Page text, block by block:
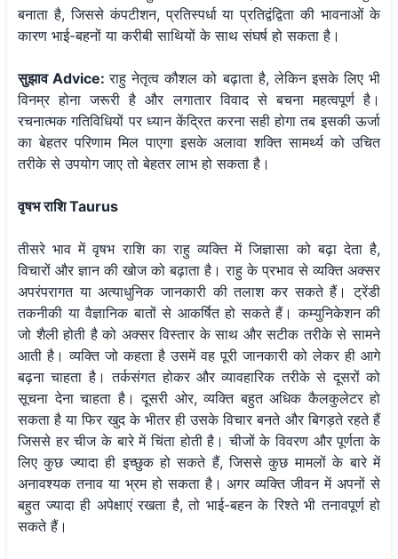
बनाता है, जिससे कंपटीशन, प्रतिस्पर्धा या प्रतिद्वंद्विता की भावनाओं के
कारण भाई-बहनों या करीबी साथियों के साथ संघर्ष हो सकता है।
सुझाव Advice:राहु नेतृत्व कौशल को बढ़ाता है, लेकिन इसके लिए भी
विनम्र होना जरूरी है और लगातार विवाद से बचना महत्वपूर्ण है।
रचनात्मक गतिविधियों पर ध्यान केंद्रित करना सही होगा तब इसकी ऊर्जा
का बेहतर परिणाम मिल पाएगा इसके अलावा शक्ति सामर्थ्य को उचित
तरीके से उपयोग जाए तो बेहतर लाभ हो सकता है।
वृषभ राशि Taurus
तीसरे भाव में वृषभ राशि का राहु व्यक्ति में जिज्ञासा को बढ़ा देता है,
विचारों और ज्ञान की खोज को बढ़ाता है। राहु के प्रभाव से व्यक्ति अक्सर
अपरंपरागत या अत्याधुनिक जानकारी की तलाश कर सकते हैं। ट्रेंडी
तकनीकी या वैज्ञानिक बातों से आकर्षित हो सकते हैं। कम्युनिकेशन की
जो शैली होती है को अक्सर विस्तार के साथ और सटीक तरीके से सामने
आती है। व्यक्ति जो कहता है उसमें वह पूरी जानकारी को लेकर ही आगे
बढ़ना चाहता है। तर्कसंगत होकर और व्यावहारिक तरीके से दूसरों को
सूचना देना चाहता है। दूसरी ओर, व्यक्ति बहुत अधिक कैलकुलेटर हो
सकता है या फिर खुद के भीतर ही उसके विचार बनते और बिगड़ते रहते हैं
जिससे हर चीज के बारे में चिंता होती है। चीजों के विवरण और पूर्णता के
लिए कुछ ज्यादा ही इच्छुक हो सकते हैं, जिससे कुछ मामलों के बारे में
अनावश्यक तनाव या भ्रम हो सकता है। अगर व्यक्ति जीवन में अपनों से
बहुत ज्यादा ही अपेक्षाएं रखता है, तो भाई-बहन के रिश्ते भी तनावपूर्ण हो
सकते हैं।